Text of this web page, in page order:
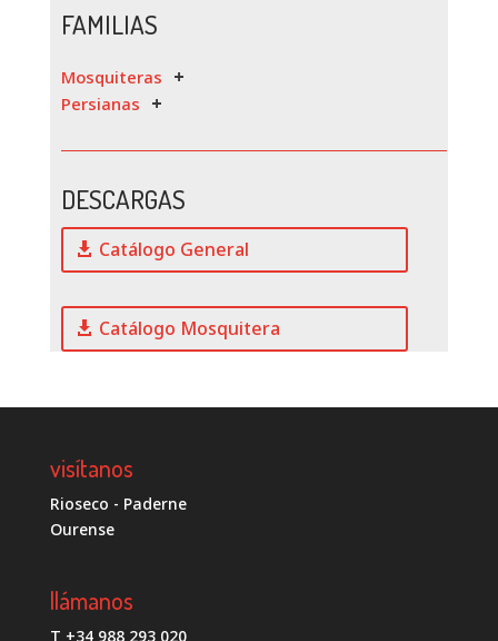
FAMILIAS
Mosquiteras
Persianas
DESCARGAS
Catálogo General
Catálogo Mosquitera
visítanos
Rioseco - Paderne
Ourense
llámanos
T +34 988 293 020